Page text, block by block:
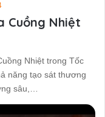
Cuồng Nhiệt
Nhiệt trong Tốc
năng tạo sát thương
sâu,…